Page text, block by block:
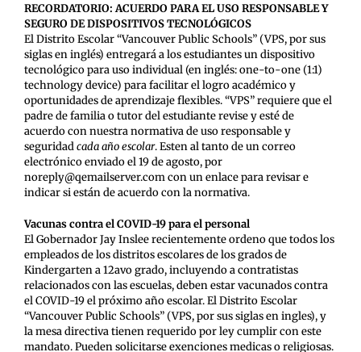
RECORDATORIO: ACUERDO PARA EL USO RESPONSABLE Y
SEGURO DE DISPOSITIVOS TECNOLÓGICOS
El Distrito Escolar “Vancouver Public Schools” (VPS, por sus
siglas en inglés) entregará a los estudiantes un dispositivo
tecnológico para uso individual (en inglés: one-to-one (1:1)
technology device) para facilitar el logro académico y
oportunidades de aprendizaje flexibles. “VPS” requiere que el
padre de familia o tutor del estudiante revise y esté de
acuerdo con nuestra normativa de uso responsable y
seguridadcada año escolar.Esten al tanto de un correo
electrónico enviado el 19 de agosto, por
noreply@qemailserver.com con un enlace para revisar e
indicar si están de acuerdo con la normativa.
Vacunas contra el COVID-19 para el personal
El Gobernador Jay Inslee recientemente ordeno que todos los
empleados de los distritos escolares de los grados de
Kindergarten a 12avo grado, incluyendo a contratistas
relacionados con las escuelas, deben estar vacunados contra
el COVID-19 el próximo año escolar. El Distrito Escolar
“Vancouver Public Schools” (VPS, por sus siglas en ingles), y
la mesa directiva tienen requerido por ley cumplir con este
mandato. Pueden solicitarse exenciones medicas o religiosas.